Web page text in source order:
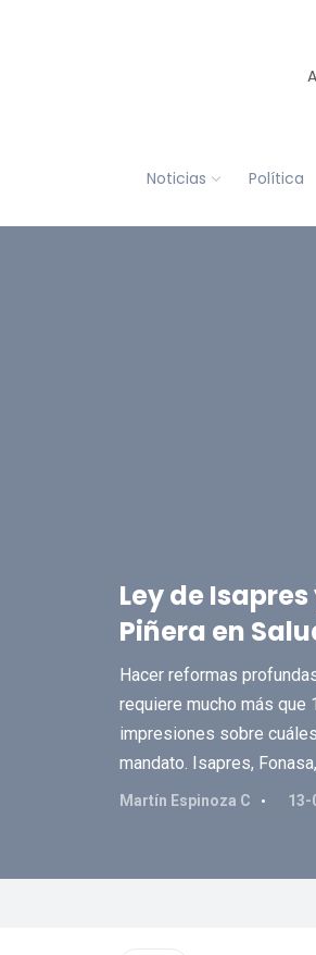
Noticias Política
Ley de
Piñera en
Hacer reformas
requiere mucho más que
impresiones sobre
mandato. Isapres,
Martín Espinoza C 13-